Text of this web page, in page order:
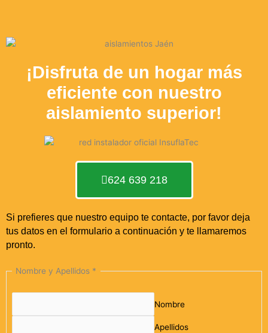
¡Disfruta de un hogar más
eficiente con nuestro
aislamiento superior!
624 639 218
Si prefieres que nuestro equipo te contacte, por favor deja
tus datos en el formulario a continuación y te llamaremos
pronto.
Nombre y Apellidos *
Nombre
Apellidos